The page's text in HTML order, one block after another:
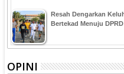
Resah Dengarkan
Bertekad Menuju
OPINI